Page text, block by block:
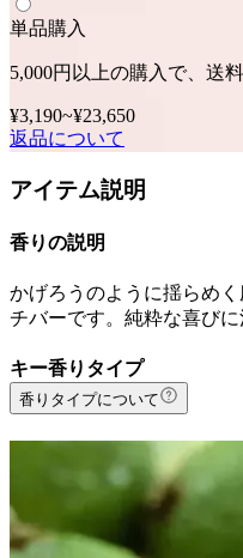
単品購入
5,000円以上の購入で、送
¥3,190~¥23,650
返品について
アイテム説明
香りの説明
かげろうのように揺らめ
チバーです。純粋な喜びに
キー香りタイプ
香りタイプについて